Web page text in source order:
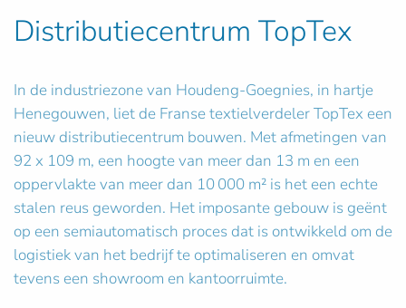
Distributiecentrum TopTex
In de industriezone van Houdeng-Goegnies, in hartje
Henegouwen, liet de Franse textielverdeler TopTex een
nieuw distributiecentrum bouwen. Met afmetingen van
92 x 109 m, een hoogte van meer dan 13 m en een
oppervlakte van meer dan 10 000 m² is het een echte
stalen reus geworden. Het imposante gebouw is geënt
op een semiautomatisch proces dat is ontwikkeld om de
logistiek van het bedrijf te optimaliseren en omvat
tevens een showroom en kantoorruimte.